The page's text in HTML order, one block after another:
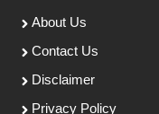
About Us
Contact Us
Disclaimer
Privacy Policy